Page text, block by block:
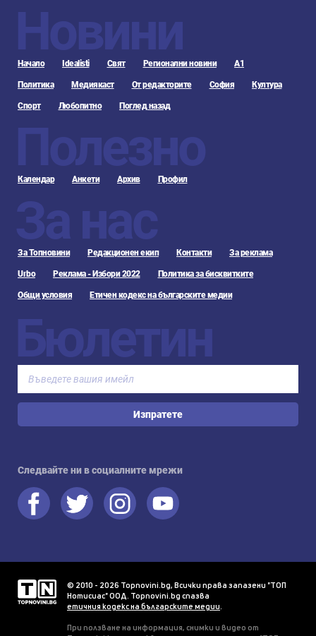
Новини
Начало Idealisti Свят Регионални новини А1
Политика Медиякаст От редакторите София Култура
Спорт Любопитно Поглед назад
Полезно
Календар Анкети Архив Профил
За нас
За Топновини Редакционен екип Контакти За реклама
Urbo Реклама - Избори 2022 Политика за бисквитките
Общи условия Етичен кодекс на българските медии
Бюлетин
Изпратете
Следвайте ни в социалните мрежи
© 2010 - 2026 Topnovini.bg, Всички права запазени "ТОП
Нотисиас" ООД. Topnovini.bg спазва
етичния кодекс на българските медии.
При ползване на информация, снимки и видео от